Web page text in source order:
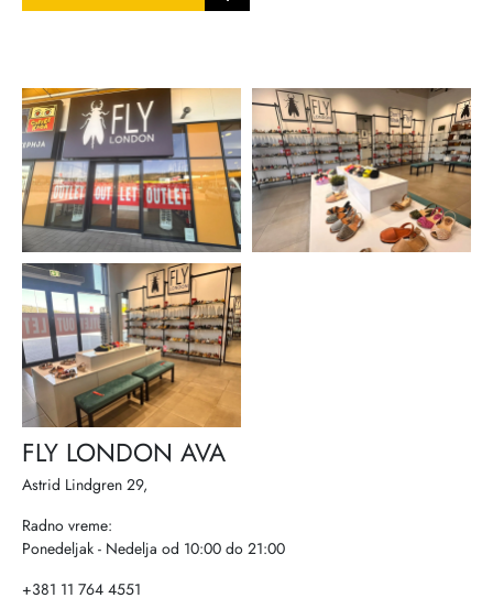
FLY LONDON AVA
Astrid Lindgren 29,
Radno vreme:
Ponedeljak - Nedelja od 10:00 do 21:00
+381 11 764 4551